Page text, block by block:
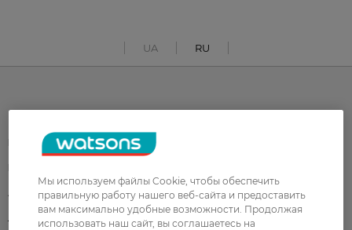
UA RU
Корейская косметика
Акции Макияж
Лицо
Мы используем файлы Cookie, чтобы обеспечить
правильную работу нашего веб-сайта и предоставить
вам максимально удобные возможности. Продолжая
использовать наш сайт, вы соглашаетесь на